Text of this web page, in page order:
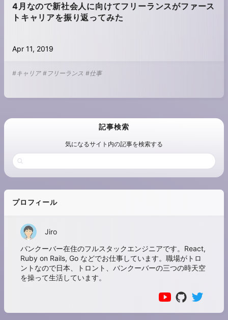
4月なので新社会人に向けてフリーランスがファース
トキャリアを振り返ってみた
Apr 11, 2019
#キャリア #フリーランス #仕事
記事検索
気になるサイト内の記事を検索する
プロフィール
Jiro
バンクーバー在住のフルスタックエンジニアです。React,
Ruby on Rails, Go などでお仕事しています。職場がトロ
ントなので日本、トロント、バンクーバーの三つの時天空
を操って生活しています。